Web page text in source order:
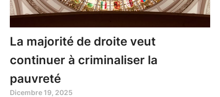
La majorité de droite veut
continuer à criminaliser la
pauvreté
Dicembre 19, 2025